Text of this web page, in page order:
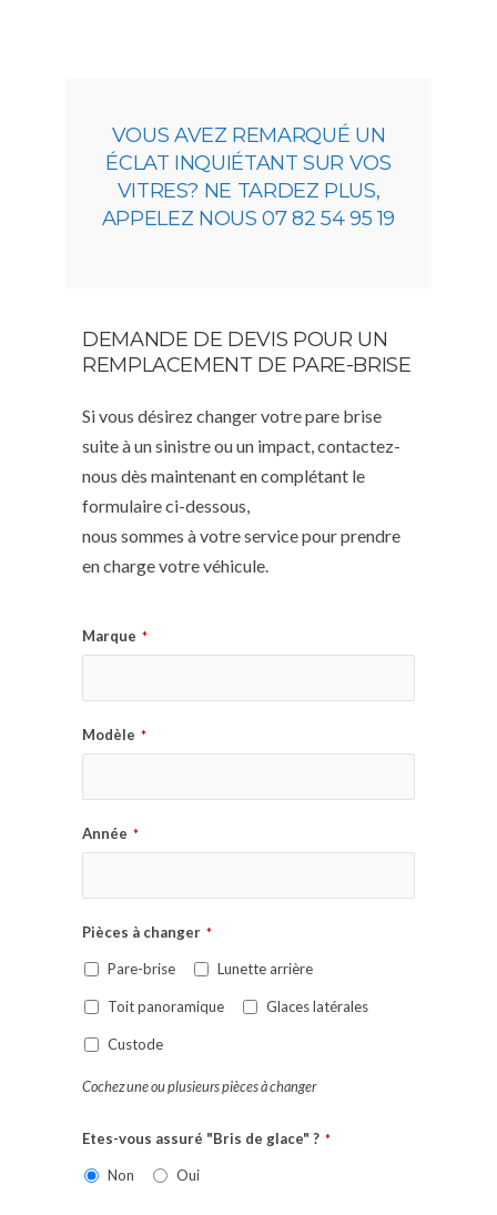
VOUS AVEZ REMARQUÉ UN
ÉCLAT INQUIÉTANT SUR VOS
VITRES? NE TARDEZ PLUS,
APPELEZ NOUS 07 82 54 95 19
DEMANDE DE DEVIS POUR UN
REMPLACEMENT DE PARE-BRISE
Si vous désirez changer votre pare brise
suite à un sinistre ou un impact, contactez-
nous dès maintenant en complétant le
formulaire ci-dessous,
nous sommes à votre service pour prendre
en charge votre véhicule.
Marque *
Modèle *
Année *
Pièces à changer *
Pare-brise Lunette arrière
Toit panoramique Glaces latérales
Custode
Cochez une ou plusieurs pièces à changer
Etes-vous assuré "Bris de glace" ? *
Non Oui